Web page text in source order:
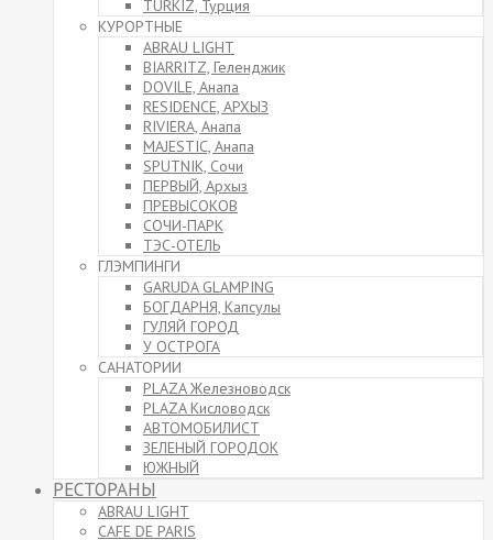
TURKIZ, Турция
КУРОРТНЫЕ
ABRAU LIGHT
BIARRITZ, Геленджик
DOVILE, Анапа
RESIDENCE, АРХЫЗ
RIVIERA, Анапа
MAJESTIC, Анапа
SPUTNIK, Сочи
ПЕРВЫЙ, Архыз
ПРЕВЫСОКОВ
СОЧИ-ПАРК
ТЭС-ОТЕЛЬ
ГЛЭМПИНГИ
GARUDA GLAMPING
БОГДАРНЯ, Капсулы
ГУЛЯЙ ГОРОД
У ОСТРОГА
САНАТОРИИ
PLAZA Железноводск
PLAZA Кисловодск
АВТОМОБИЛИСТ
ЗЕЛЕНЫЙ ГОРОДОК
ЮЖНЫЙ
РЕСТОРАНЫ
ABRAU LIGHT
CAFE DE PARIS